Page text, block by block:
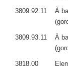
3809.92.11
À
3809.93.11
À
3818.00